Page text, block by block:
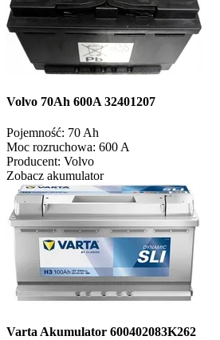
Volvo 70Ah 600A 32401207
Pojemność: 70 Ah
Moc rozruchowa: 600 A
Producent: Volvo
Zobacz akumulator
Varta Akumulator 600402083K262